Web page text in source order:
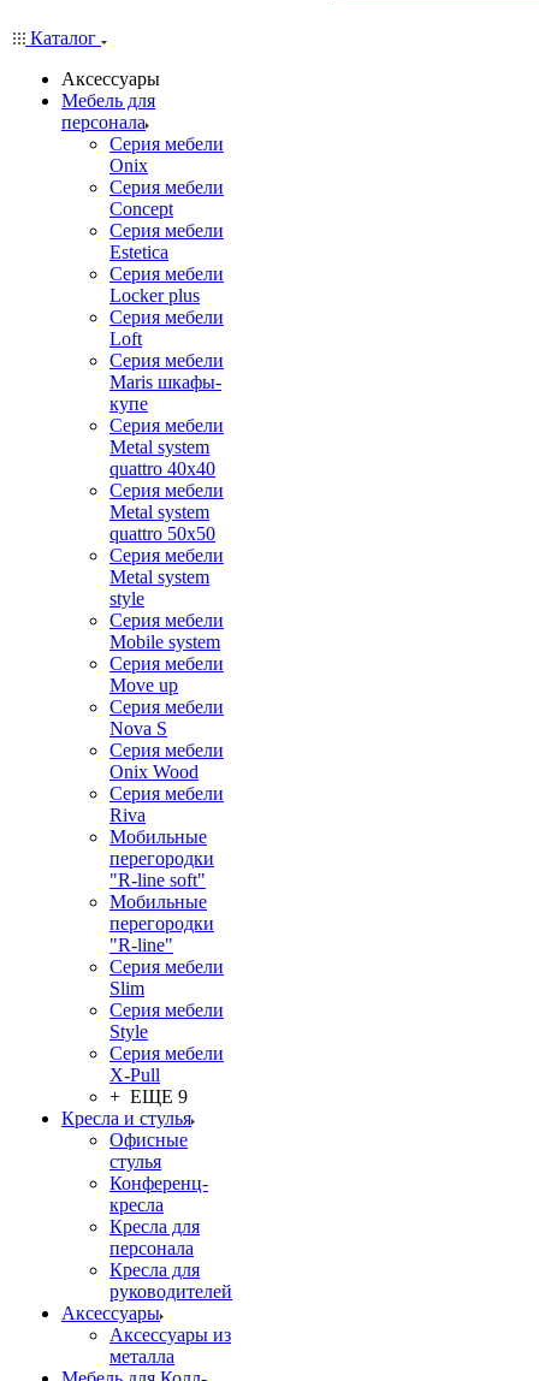
Каталог
Аксессуары
Мебель для
персонала
Серия мебели
Onix
Серия мебели
Concept
Серия мебели
Estetica
Серия мебели
Locker plus
Серия мебели
Loft
Серия мебели
Maris шкафы-
купе
Серия мебели
Metal system
quattro 40x40
Серия мебели
Metal system
quattro 50x50
Серия мебели
Metal system
style
Серия мебели
Mobile system
Серия мебели
Move up
Серия мебели
Nova S
Серия мебели
Onix Wood
Серия мебели
Riva
Мобильные
перегородки
"R-line soft"
Мобильные
перегородки
"R-line"
Серия мебели
Slim
Серия мебели
Style
Серия мебели
X-Pull
+ ЕЩЕ 9
Кресла и стулья
Офисные
стулья
Конференц-
кресла
Кресла для
персонала
Кресла для
руководителей
Аксессуары
Аксессуары из
металла